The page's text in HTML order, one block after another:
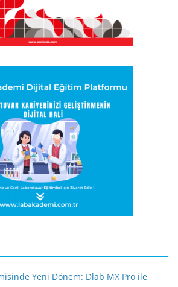
Yeni Dönem: Dlab MX Pro ile